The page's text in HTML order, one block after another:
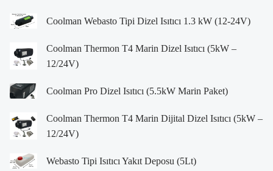
Coolman Webasto Tipi Dizel Isıtıcı 1.3 kW (12-24V)
Coolman Thermon T4 Marin Dizel Isıtıcı (5kW –
12/24V)
Coolman Pro Dizel Isıtıcı (5.5kW Marin Paket)
Coolman Thermon T4 Marin Dijital Dizel Isıtıcı (5kW –
12/24V)
Webasto Tipi Isıtıcı Yakıt Deposu (5Lt)